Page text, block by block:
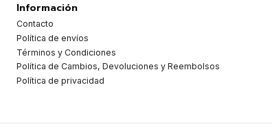
Información
Contacto
Política de envíos
Términos y Condiciones
Política de Cambios, Devoluciones y Reembolsos
Política de privacidad